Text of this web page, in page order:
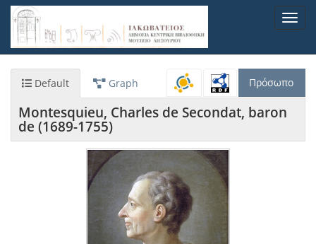
Παράκαμψη
προς
κυρίως
Default Graph Πρόσωπο
Montesquieu, Charles de Secondat, baron
de (1689-1755)